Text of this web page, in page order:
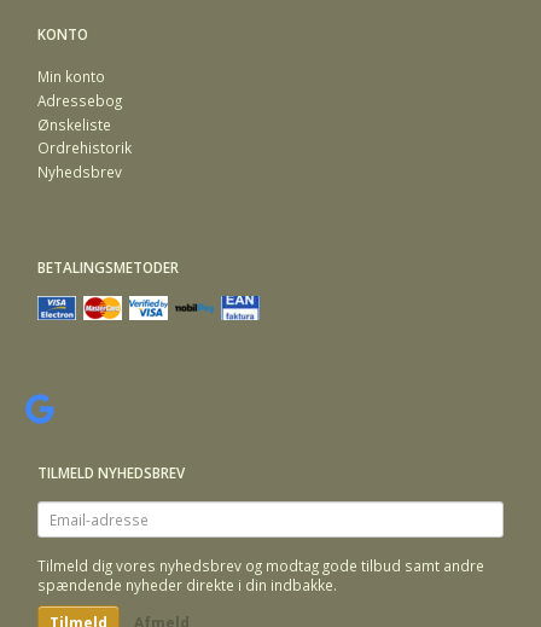
KONTO
Min konto
Adressebog
Ønskeliste
Ordrehistorik
Nyhedsbrev
BETALINGSMETODER
TILMELD NYHEDSBREV
Email-
adresse
Tilmeld dig vores nyhedsbrev og modtag gode tilbud samt andre
spændende nyheder direkte i din indbakke.